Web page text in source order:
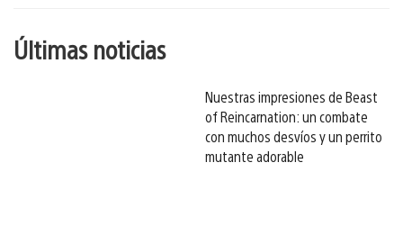
Últimas noticias
Nuestras impresiones de Beast
of Reincarnation: un combate
con muchos desvíos y un perrito
mutante adorable